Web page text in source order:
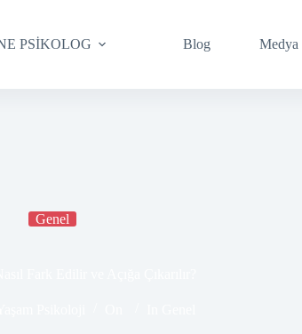
PSİKOLOG Blog Medya
Genel